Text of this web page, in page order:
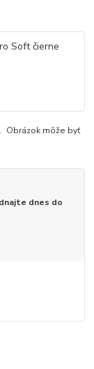
Obrázok môže byť
dnes do